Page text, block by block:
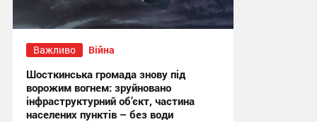
Важливо Війна
Шосткинська громада знову під
ворожим вогнем: зруйновано
інфраструктурний об’єкт, частина
населених пунктів – без води